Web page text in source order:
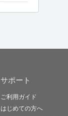
サポート
ご利用ガイド
はじめての方へ